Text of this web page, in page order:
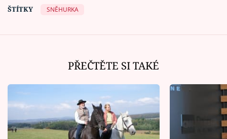
ŠTÍTKY
SNĚHURKA
PŘEČTĚTE SI TAKÉ